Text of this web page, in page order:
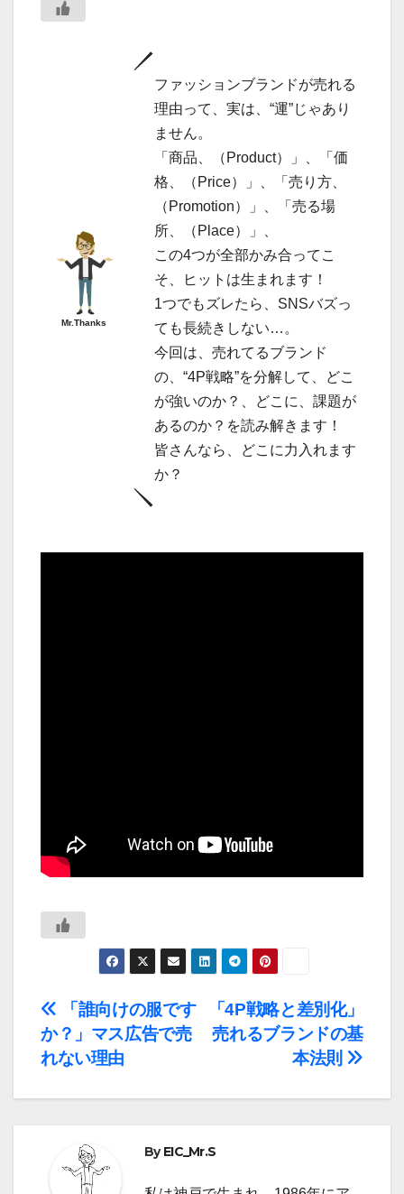
Mr.Thanks
ファッションブランドが売れる
理由って、実は、“運”じゃあり
ません。
「商品、（Product）」、「価
格、（Price）」、「売り方、
（Promotion）」、「売る場
所、（Place）」、
この4つが全部かみ合ってこ
そ、ヒットは生まれます！
1つでもズレたら、SNSバズっ
ても長続きしない…。
今回は、売れてるブランド
の、“4P戦略”を分解して、どこ
が強いのか？、どこに、課題が
あるのか？を読み解きます！
皆さんなら、どこに力入れます
か？
投
稿
ナ
ゲ
「4P戦略と差別化」
売れるブランドの基
本法則
「誰向けの服です
か？」マス広告で売
れない理由
ByEIC_Mr.S